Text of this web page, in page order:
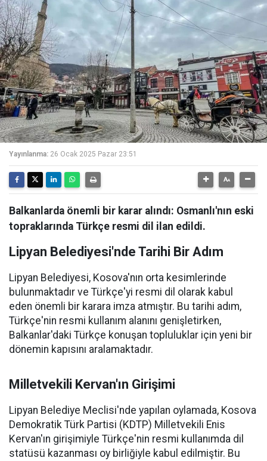
Yayınlanma: 26 Ocak 2025 Pazar 23:51
Balkanlarda önemli bir karar alındı: Osmanlı'nın eski
topraklarında Türkçe resmi dil ilan edildi.
Lipyan Belediyesi'nde Tarihi Bir Adım
Lipyan Belediyesi, Kosova'nın orta kesimlerinde
bulunmaktadır ve Türkçe'yi resmi dil olarak kabul
eden önemli bir karara imza atmıştır. Bu tarihi adım,
Türkçe'nin resmi kullanım alanını genişletirken,
Balkanlar'daki Türkçe konuşan topluluklar için yeni bir
dönemin kapısını aralamaktadır.
Milletvekili Kervan'ın Girişimi
Lipyan Belediye Meclisi'nde yapılan oylamada, Kosova
Demokratik Türk Partisi (KDTP) Milletvekili Enis
Kervan'ın girişimiyle Türkçe'nin resmi kullanımda dil
statüsü kazanması oy birliğiyle kabul edilmiştir. Bu